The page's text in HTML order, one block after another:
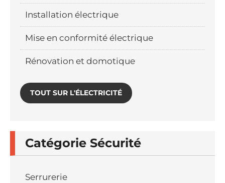
Installation électrique
Mise en conformité électrique
Rénovation et domotique
TOUT SUR L'ÉLECTRICITÉ
Catégorie Sécurité
Serrurerie